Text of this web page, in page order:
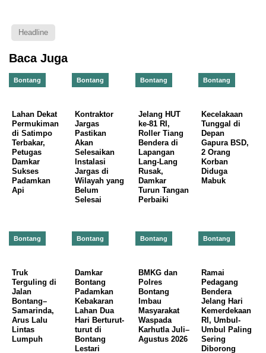
Headline
Baca Juga
Bontang
Lahan Dekat
Permukiman
di Satimpo
Terbakar,
Petugas
Damkar
Sukses
Padamkan
Api
Bontang
Kontraktor
Jargas
Pastikan
Akan
Selesaikan
Instalasi
Jargas di
Wilayah yang
Belum
Selesai
Bontang
Jelang HUT
ke-81 RI,
Roller Tiang
Bendera di
Lapangan
Lang-Lang
Rusak,
Damkar
Turun Tangan
Perbaiki
Bontang
Kecelakaan
Tunggal di
Depan
Gapura BSD,
2 Orang
Korban
Diduga
Mabuk
Bontang
Truk
Terguling di
Jalan
Bontang–
Samarinda,
Arus Lalu
Lintas
Lumpuh
Bontang
Damkar
Bontang
Padamkan
Kebakaran
Lahan Dua
Hari Berturut-
turut di
Bontang
Lestari
Bontang
BMKG dan
Polres
Bontang
Imbau
Masyarakat
Waspada
Karhutla Juli–
Agustus 2026
Bontang
Ramai
Pedagang
Bendera
Jelang Hari
Kemerdekaan
RI, Umbul-
Umbul Paling
Sering
Diborong